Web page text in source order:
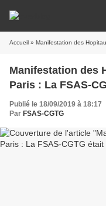
Accueil » Manifestation des
Manifestation des
Paris : La FSAS-
Publié le 18/09/2019 à 18:17
Par FSAS-CGTG